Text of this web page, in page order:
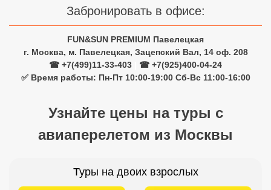
Забронировать в офисе:
FUN&SUN PREMIUM Павелецкая
г. Москва, м. Павелецкая, Зацепский Вал, 14 оф. 208
☎ +7(499)11-33-403
☎ +7(925)400-04-24
✅ Время работы: Пн-Пт 10:00-19:00 Сб-Вс 11:00-16:00
Узнайте цены на туры с
авиаперелетом из Москвы
Туры на двоих взрослых
Сетевые отели Бали
Сетевые отели Сейшел
Сетевые отели Маврикия